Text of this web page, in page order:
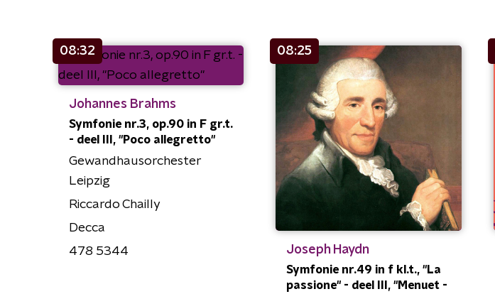
08:32
Johannes Brahms
Symfonie nr.3, op.90 in F gr.t.
- deel III, "Poco allegretto"
Gewandhausorchester
Leipzig
Riccardo Chailly
Decca
478 5344
08:25
Joseph Haydn
Symfonie nr.49 in f kl.t., "La
passione" - deel III, "Menuet -